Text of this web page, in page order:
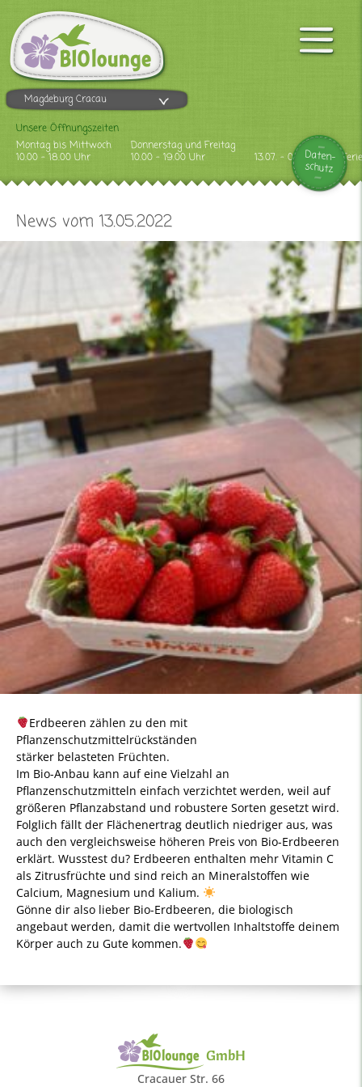
Magdeburg Cracau
Unsere Öffnungszeiten
Montag bis Mittwoch
10.00 - 18.00 Uhr
Donnerstag und Freitag
10.00 - 19.00 Uhr
13.07. - 09.08.2026
Daten-
schutz
News vom 13.05.2022
Erdbeeren zählen zu den mit
Pflanzenschutzmittelrückständen
stärker belasteten Früchten.
Im Bio-Anbau kann auf eine Vielzahl an
Pflanzenschutzmitteln einfach verzichtet werden, weil auf
größeren Pflanzabstand und robustere Sorten gesetzt wird.
Folglich fällt der Flächenertrag deutlich niedriger aus, was
auch den vergleichsweise höheren Preis von Bio-Erdbeeren
erklärt. Wusstest du? Erdbeeren enthalten mehr Vitamin C
als Zitrusfrüchte und sind reich an Mineralstoffen wie
Calcium, Magnesium und Kalium.
Gönne dir also lieber Bio-Erdbeeren, die biologisch
angebaut werden, damit die wertvollen Inhaltstoffe deinem
Körper auch zu Gute kommen.
GmbH
Cracauer Str. 66